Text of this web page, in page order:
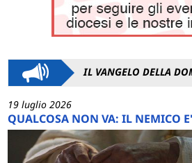
IL VANGELO DELLA
19 luglio 2026
QUALCOSA NON VA: IL NEMICO